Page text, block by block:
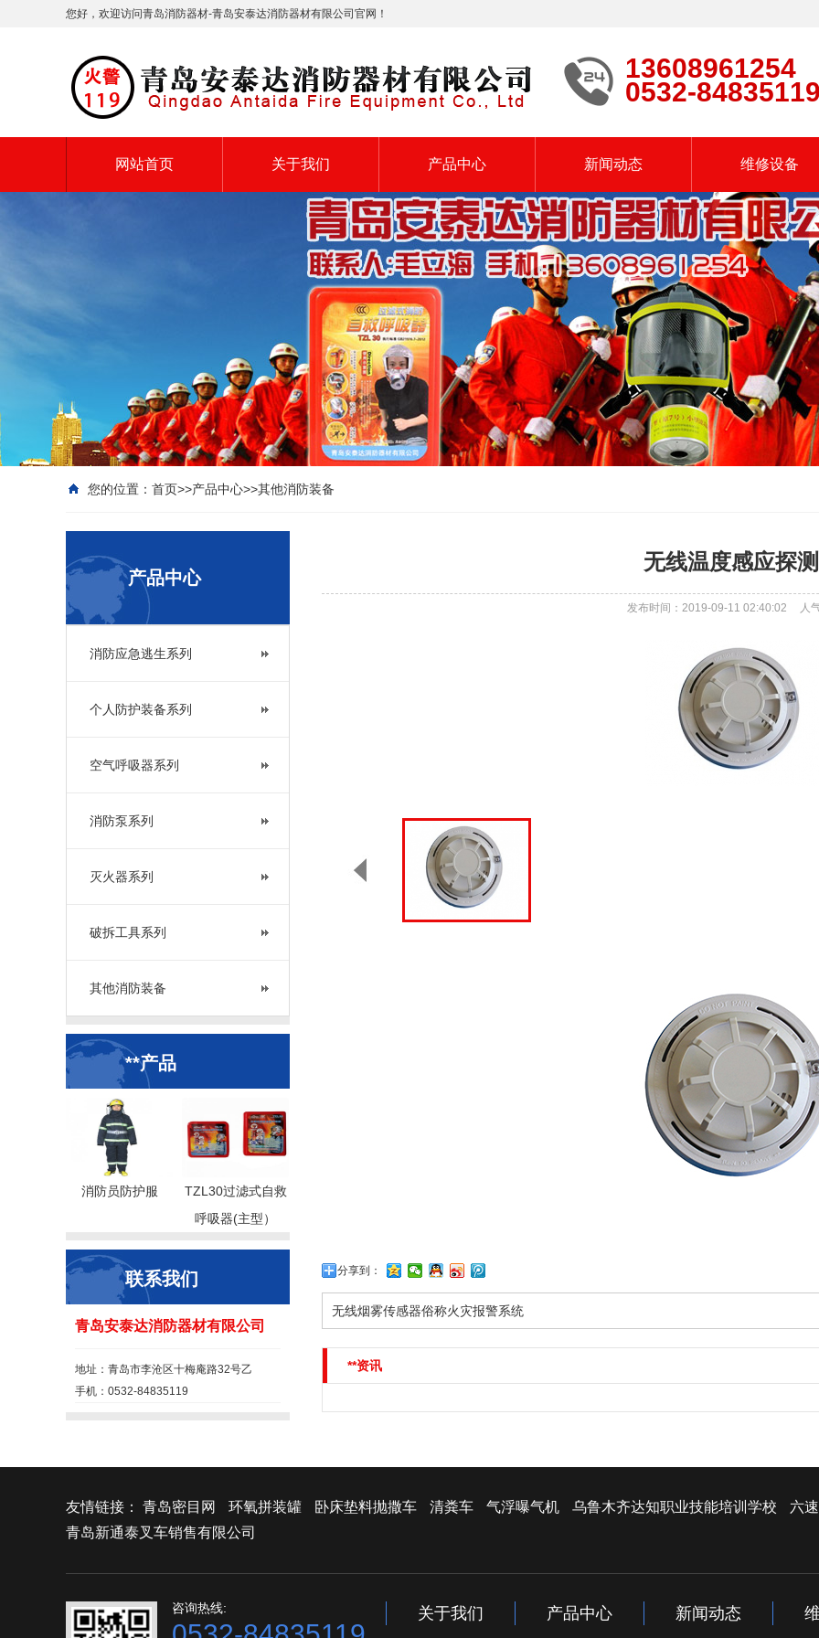
您好，欢迎访问青岛消防器材-青岛安泰达消防器材有限公司官网！
13608961254
0532-
网站首页 关于我们 产品中心 新闻动态 维修设备
您的位置： 首页>>产品中心>>其他消防装备
产品中心
消防应急逃生系列
个人防护装备系列
空气呼吸器系列
消防泵系列
灭火器系列
破拆工具系列
其他消防装备
**产品
消防员防护服
TZL30过滤式自救
呼吸器(主型）
联系我们
青岛安泰达消防器材有限公司
地址：青岛市李沧区十梅庵路32号乙
手机：0532-84835119
无线温度感应探
发布时间：2019-09-11 02:40:02 人
分享到：
无线烟雾传感器俗称火灾报警系统
**资讯
友情链接： 青岛密目网 环氧拼装罐 卧床垫料抛撒车 清粪车 气浮曝气机 乌鲁木齐达知职业技能培训学校
六
青岛新通泰叉车销售有限公司
咨询热线: 关于我们 产品中心 新闻动态